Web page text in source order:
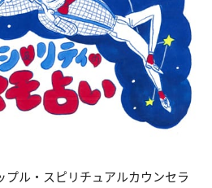
ル・スピリチュアルカウンセラ